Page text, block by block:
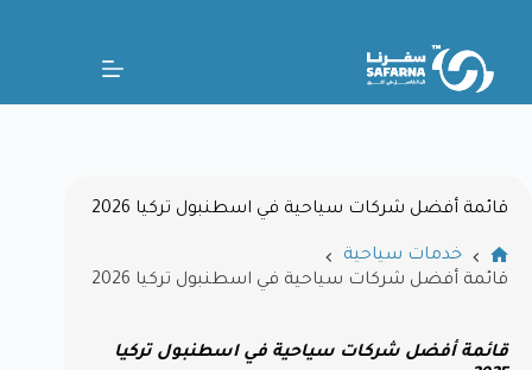
قائمة أفضل شركات سياحية في اسطنبول تركيا 2026
خدمات سياحية
قائمة أفضل شركات سياحية في اسطنبول تركيا 2026
قائمة أفضل شركات سياحية في اسطنبول تركيا